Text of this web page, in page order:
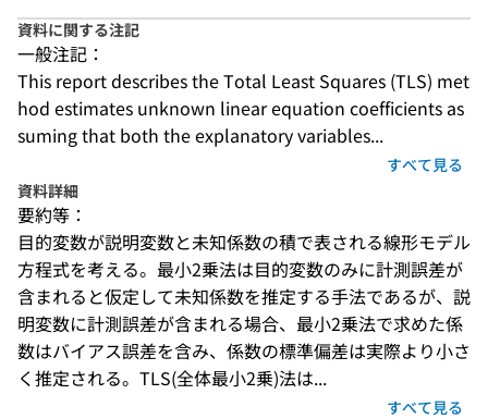
資料に関する注記
一般注記：
This report describes the Total Least Squares (TLS) met
hod estimates unknown linear equation coefficients as
suming that both the explanatory variables...
すべて見る
資料詳細
要約等：
目的変数が説明変数と未知係数の積で表される線形モデル
方程式を考える。最小2乗法は目的変数のみに計測誤差が
含まれると仮定して未知係数を推定する手法であるが、説
明変数に計測誤差が含まれる場合、最小2乗法で求めた係
数はバイアス誤差を含み、係数の標準偏差は実際より小さ
く推定される。TLS(全体最小2乗)法は...
すべて見る